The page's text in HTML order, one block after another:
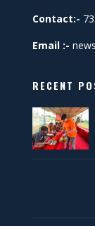
Contact:-
Email :-
RECENT